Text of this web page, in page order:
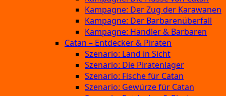
Kampagne: Der Zug der Karawanen
Kampagne: Der Barbarenüberfall
Kampagne: Händler & Barbaren
Catan – Entdecker & Piraten
Szenario: Land in Sicht
Szenario: Die Piratenlager
Szenario: Fische für Catan
Szenario: Gewürze für Catan